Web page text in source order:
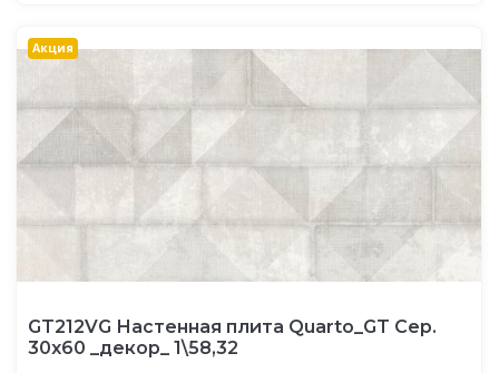
Акция
GT212VG Настенная плита Quarto_GT Сер.
30x60 _декор_ 1\58,32